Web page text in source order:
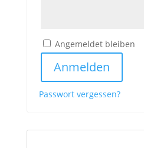
Angemeldet bleiben
Anmelden
Passwort vergessen?